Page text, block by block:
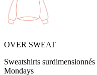
OVER SWEAT
Sweatshirts
Mondays